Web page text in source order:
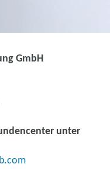
GmbH
unter